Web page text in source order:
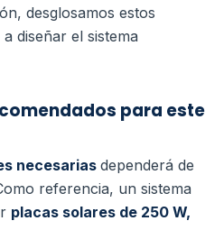
desglosamos estos
diseñar el sistema
para este
necesarias dependerá de
referencia, un sistema
placas solares de 250 W,